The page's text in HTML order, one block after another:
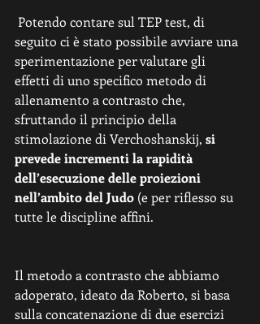
seguito ci è stato possibile avviare una
sperimentazione per valutare gli
effetti di uno specifico metodo di
allenamento a contrasto che,
sfruttando il principio della
stimolazione di Verchoshanskij, si
prevede incrementi la rapidità
dell’esecuzione delle proiezioni
nell’ambito del Judo (e per riflesso su
tutte le discipline affini.
Il metodo a contrasto che abbiamo
adoperato, ideato da Roberto, si basa
sulla concatenazione di due esercizi